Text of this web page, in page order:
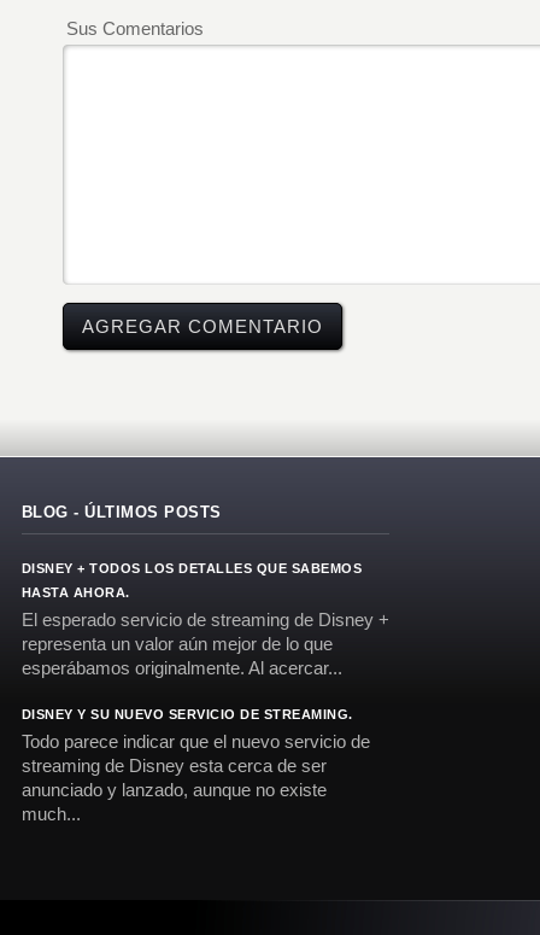
Sus Comentarios
BLOG - ÚLTIMOS POSTS
DISNEY + TODOS LOS DETALLES QUE SABEMOS
HASTA AHORA.
El esperado servicio de streaming de Disney +
representa un valor aún mejor de lo que
esperábamos originalmente. Al acercar...
DISNEY Y SU NUEVO SERVICIO DE STREAMING.
Todo parece indicar que el nuevo servicio de
streaming de Disney esta cerca de ser
anunciado y lanzado, aunque no existe
much...